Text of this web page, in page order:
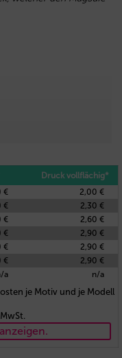
Druck vollflächig*
€
2,00 €
€
2,30 €
€
2,60 €
€
2,90 €
€
2,90 €
€
2,90 €
a n/a
je Motiv und je Modell